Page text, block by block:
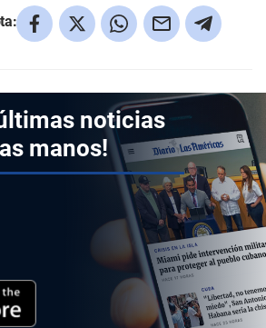
noticias
manos!